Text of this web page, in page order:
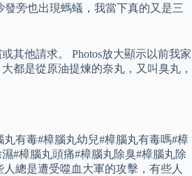
旁也出現螞蟻，我當下真的又是三
其他請求。 Photos放大顯示以前我家
都是從原油提煉的奈丸，又叫臭丸，
有毒#樟腦丸幼兒#樟腦丸有毒嗎#樟
#樟腦丸頭痛#樟腦丸除臭#樟腦丸除
總是遭受噬血大軍的攻擊，有些人